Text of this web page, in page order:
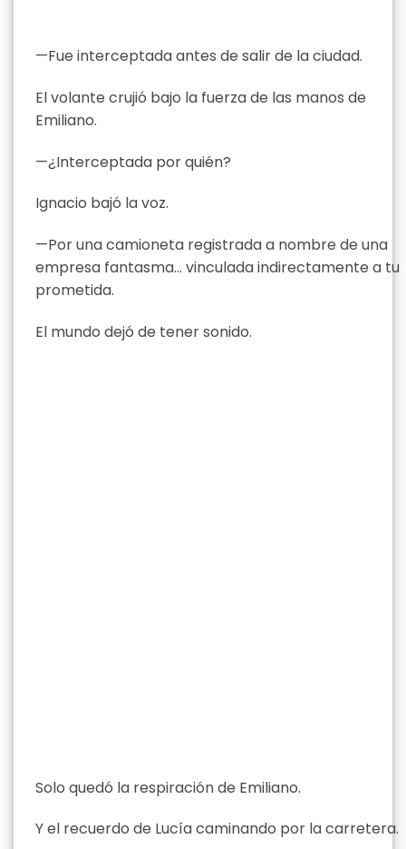
—Fue interceptada antes de salir de la ciudad.
El volante crujió bajo la fuerza de las manos de
Emiliano.
—¿Interceptada por quién?
Ignacio bajó la voz.
—Por una camioneta registrada a nombre de una
empresa fantasma… vinculada indirectamente a tu
prometida.
El mundo dejó de tener sonido.
Solo quedó la respiración de Emiliano.
Y el recuerdo de Lucía caminando por la carretera.